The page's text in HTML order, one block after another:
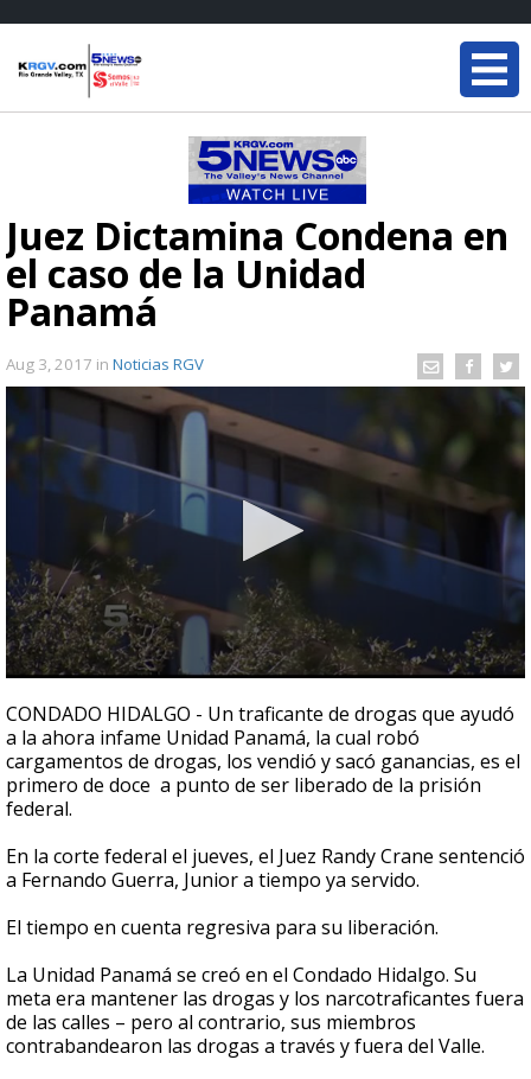
Juez Dictamina Condena en
el caso de la Unidad
Panamá
Aug 3, 2017 in Noticias RGV
seconds
of
1
minute,
59
seconds
CONDADO HIDALGO - Un traficante de drogas que ayudó
a la ahora infame Unidad Panamá, la cual robó
cargamentos de drogas, los vendió y sacó ganancias, es el
primero de doce a punto de ser liberado de la prisión
federal.
En la corte federal el jueves, el Juez Randy Crane sentenció
a Fernando Guerra, Junior a tiempo ya servido.
El tiempo en cuenta regresiva para su liberación.
La Unidad Panamá se creó en el Condado Hidalgo. Su
meta era mantener las drogas y los narcotraficantes fuera
de las calles – pero al contrario, sus miembros
contrabandearon las drogas a través y fuera del Valle.